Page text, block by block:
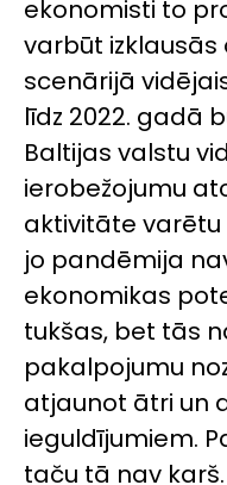
ekonomisti to
varbūt
scenārijā
līdz 2022. gadā
Baltijas valstu
ierobežojumu
aktivitāte
jo pandēmija
ekonomikas
tukšas, bet tās
pakalpojumu
atjaunot ātri un
ieguldījumiem.
taču tā nav karš.